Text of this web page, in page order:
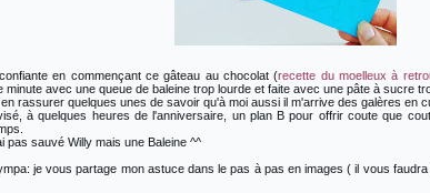
en commençant ce gâteau au chocolat (recette du moelleux à
minute avec une queue de baleine trop lourde et faite avec une pâte à sucre
rassurer quelques unes de savoir qu'à moi aussi il m'arrive des galères en
à quelques heures de l'anniversaire, un plan B pour offrir coute que
pas sauvé Willy mais une Baleine ^^
je vous partage mon astuce dans le pas à pas en images ( il vous